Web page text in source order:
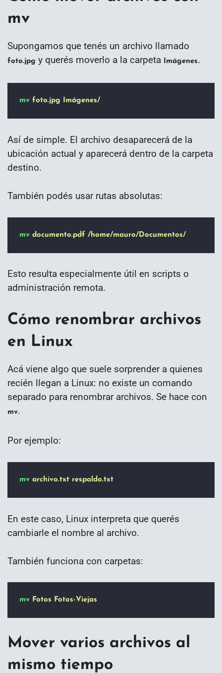
mv
Supongamos que tenés un archivo llamado
foto.jpg y querés moverlo a la carpeta Imágenes.
mv foto.jpg Imágenes/
Así de simple. El archivo desaparecerá de la
ubicación actual y aparecerá dentro de la carpeta
destino.
También podés usar rutas absolutas:
mv documento.pdf /home/mauro/Documentos/
Esto resulta especialmente útil en scripts o
administración remota.
Cómo renombrar archivos
en Linux
Acá viene algo que suele sorprender a quienes
recién llegan a Linux: no existe un comando
separado para renombrar archivos. Se hace con
mv.
Por ejemplo:
mv archivo.txt respaldo.txt
En este caso, Linux interpreta que querés
cambiarle el nombre al archivo.
También funciona con carpetas:
mv Fotos Fotos-Viejas
Mover varios archivos al
mismo tiempo